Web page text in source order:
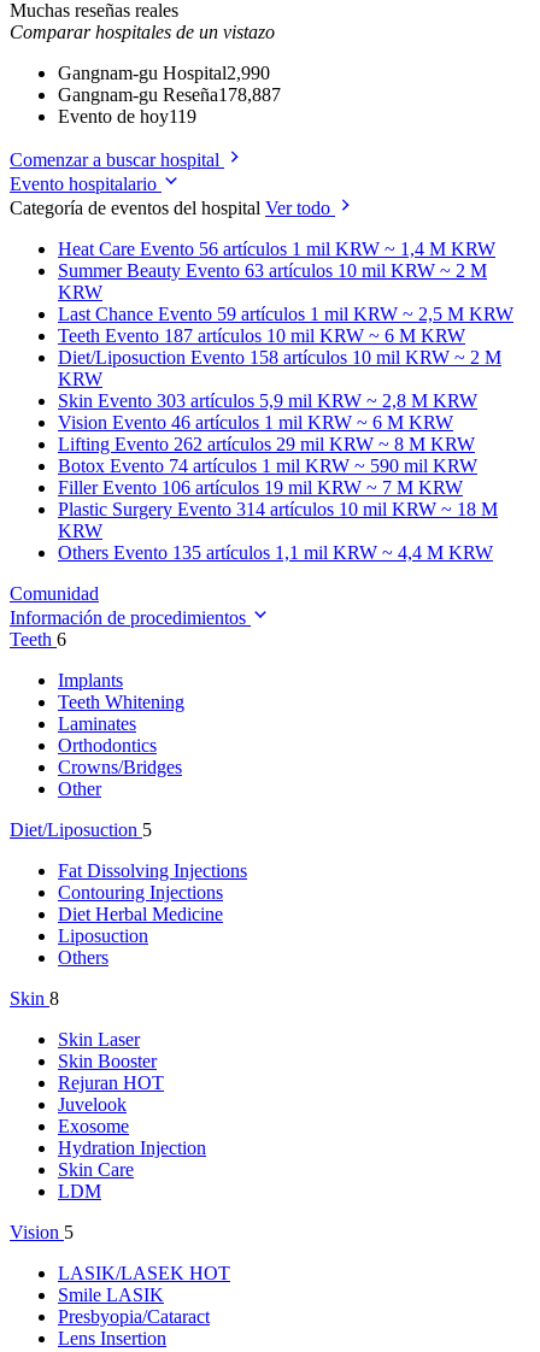
Muchas reseñas reales
Comparar hospitales de un vistazo
Gangnam-gu Hospital2,990
Gangnam-gu Reseña178,887
Evento de hoy119
Comenzar a buscar hospital
Evento hospitalario
Categoría de eventos del hospital Ver todo
Heat Care Evento 56 artículos 1 mil KRW ~ 1,4 M KRW
Summer Beauty Evento 63 artículos 10 mil KRW ~ 2 M
KRW
Last Chance Evento 59 artículos 1 mil KRW ~ 2,5 M KRW
Teeth Evento 187 artículos 10 mil KRW ~ 6 M KRW
Diet/Liposuction Evento 158 artículos 10 mil KRW ~ 2 M
KRW
Skin Evento 303 artículos 5,9 mil KRW ~ 2,8 M KRW
Vision Evento 46 artículos 1 mil KRW ~ 6 M KRW
Lifting Evento 262 artículos 29 mil KRW ~ 8 M KRW
Botox Evento 74 artículos 1 mil KRW ~ 590 mil KRW
FillerEvento 106 artículos 19 mil KRW ~ 7 M KRW
Plastic Surgery Evento 314 artículos 10 mil KRW ~ 18 M
KRW
Others Evento 135 artículos 1,1 mil KRW ~ 4,4 M KRW
Comunidad
Información de procedimientos
Teeth 6
Implants
Teeth Whitening
Laminates
Orthodontics
Crowns/Bridges
Other
Diet/Liposuction 5
Fat Dissolving Injections
Contouring Injections
Diet Herbal Medicine
Liposuction
Others
Skin 8
Skin Laser
Skin Booster
Rejuran HOT
Juvelook
Exosome
Hydration Injection
Skin Care
LDM
Vision 5
LASIK/LASEK HOT
Smile LASIK
Presbyopia/Cataract
Lens Insertion